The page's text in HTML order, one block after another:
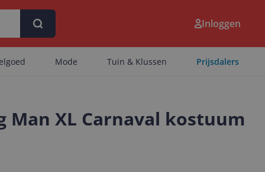
Inloggen
Mode Tuin & Klussen Prijsdalers
Man XL Carnaval kostuum